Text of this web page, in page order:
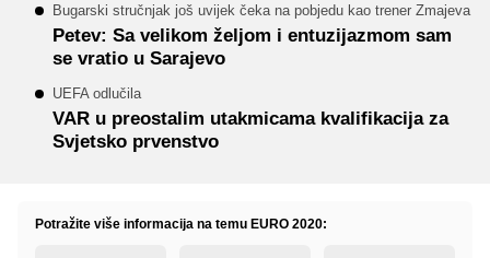
Bugarski stručnjak još uvijek čeka na pobjedu kao trener Zmajeva
Petev: Sa velikom željom i entuzijazmom sam
se vratio u Sarajevo
UEFA odlučila
VAR u preostalim utakmicama kvalifikacija za
Svjetsko prvenstvo
Potražite više informacija na temu EURO 2020: